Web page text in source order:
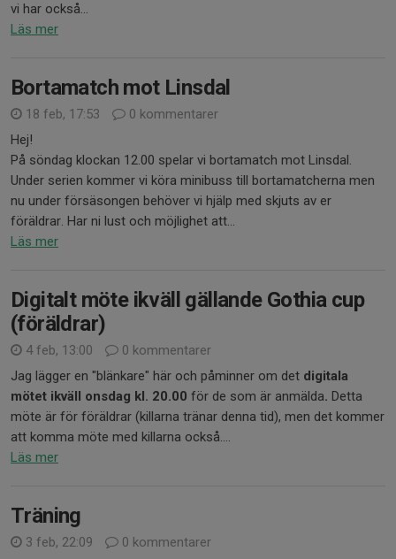
vi har också...
Läs mer
Bortamatch mot Linsdal
18 feb, 17:53
0 kommentarer
Hej!
På söndag klockan 12.00 spelar vi bortamatch mot Linsdal.
Under serien kommer vi köra minibuss till bortamatcherna men
nu under försäsongen behöver vi hjälp med skjuts av er
föräldrar. Har ni lust och möjlighet att...
Läs mer
Digitalt möte ikväll gällande Gothia cup
(föräldrar)
4 feb, 13:00
0 kommentarer
Jag lägger en "blänkare" här och påminner om det digitala
mötet ikväll onsdag kl. 20.00 för de som är anmälda. Detta
möte är för föräldrar (killarna tränar denna tid), men det kommer
att komma möte med killarna också....
Läs mer
Träning
3 feb, 22:09
0 kommentarer